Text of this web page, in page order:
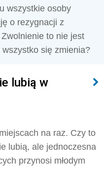
wszystkie osoby
o rezygnacji z
to nie jest
się zmienia?
lubią w
na raz. Czy to
lubią, ale jednoczesna
przynosi młodym